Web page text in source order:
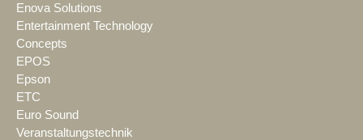
Enova Solutions
Entertainment Technology
Concepts
EPOS
Epson
ETC
Euro Sound
Veranstaltungstechnik